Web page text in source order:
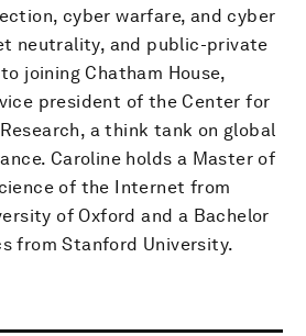
cyber warfare, and cyber
neutrality, and public-private
joining Chatham House,
president of the Center for
a think tank on global
Caroline holds a Master of
of the Internet from
of Oxford and a Bachelor
from Stanford University.